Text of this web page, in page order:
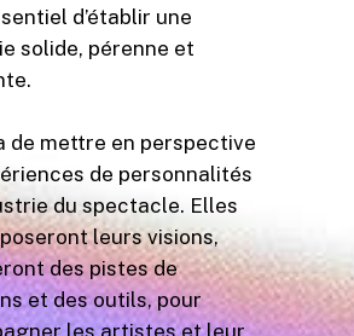
d’établir une
solide, pérenne et
de mettre en perspective
de personnalités
du spectacle. Elles
leurs visions,
des pistes de
et des outils, pour
les artistes et leur